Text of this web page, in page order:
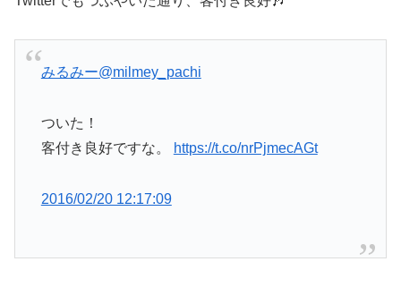
みるみー@milmey_pachi
ついた！
客付き良好ですな。
https://t.co/nrPjmecAGt
2016/02/20 12:17:09